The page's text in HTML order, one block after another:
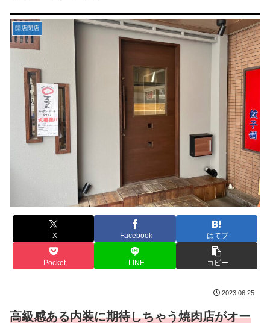
開店閉店
X Facebook はてブ
Pocket LINE コピー
2023.06.25
高級感ある内装に期待しちゃう焼肉店がオー